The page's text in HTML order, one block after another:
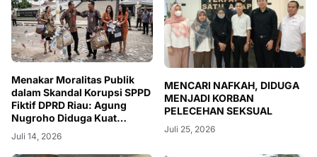
Menakar Moralitas Publik
dalam Skandal Korupsi SPPD
Fiktif DPRD Riau: Agung
Nugroho Diduga Kuat
Terlibat
Juli 14, 2026
MENCARI NAFKAH, DIDUGA
MENJADI KORBAN
PELECEHAN SEKSUAL
Juli 25, 2026